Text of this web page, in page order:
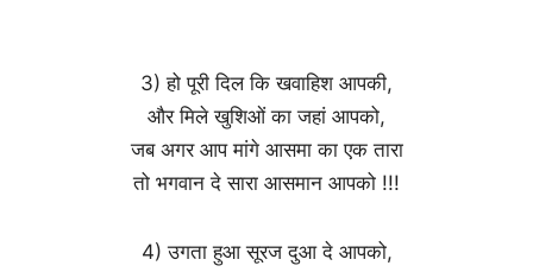
3) हो पूरी दिल कि खवाहिश आपकी,
और मिले खुशिओं का जहां आपको,
जब अगर आप मांगे आसमा का एक तारा
तो भगवान दे सारा आसमान आपको !!!
4) उगता हुआ सूरज दुआ दे आपको,